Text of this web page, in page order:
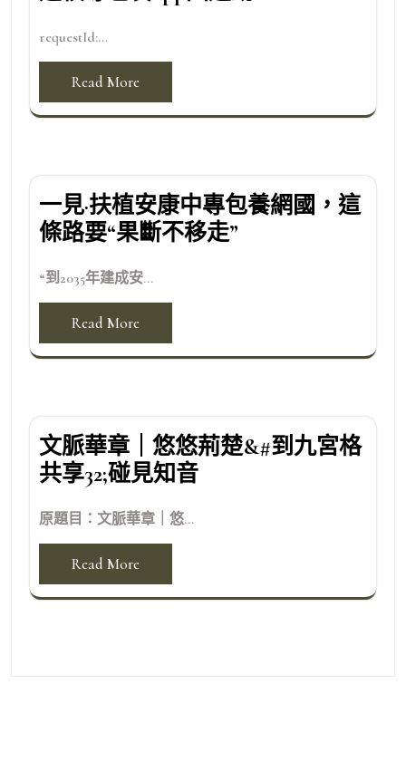
requestId:...
Read More
一見·扶植安康中專包養網國，這
條路要“果斷不移走”
“到2035年建成安...
Read More
文脈華章｜悠悠荊楚&#到九宮格
共享32;碰見知音
原題目：文脈華章｜悠...
Read More